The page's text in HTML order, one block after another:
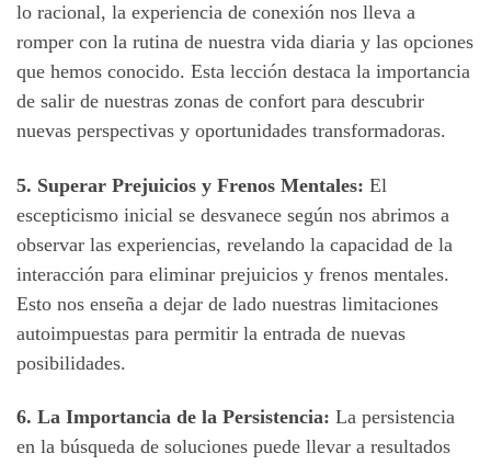
lo racional, la experiencia de conexión nos lleva a
romper con la rutina de nuestra vida diaria y las opciones
que hemos conocido. Esta lección destaca la importancia
de salir de nuestras zonas de confort para descubrir
nuevas perspectivas y oportunidades transformadoras.
5. Superar Prejuicios y Frenos Mentales: El
escepticismo inicial se desvanece según nos abrimos a
observar las experiencias, revelando la capacidad de la
interacción para eliminar prejuicios y frenos mentales.
Esto nos enseña a dejar de lado nuestras limitaciones
autoimpuestas para permitir la entrada de nuevas
posibilidades.
6. La Importancia de la Persistencia: La persistencia
en la búsqueda de soluciones puede llevar a resultados